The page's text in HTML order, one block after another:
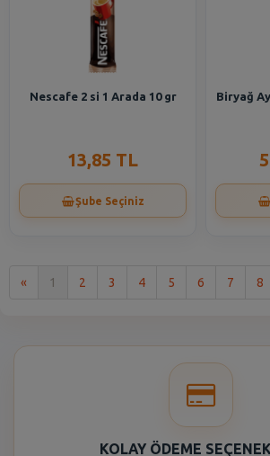
Nescafe 2 si 1 Arada 10 gr
13,85 TL
Şube Seçiniz
Biryağ
« 1 2 3 4 5 6 7 8
KOLAY ÖDEME